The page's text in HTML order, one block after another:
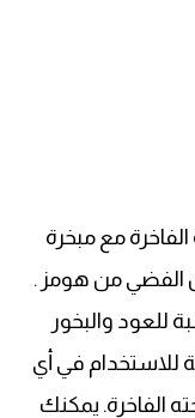
مع مبخرة
الفضي من هومز .
سم، مع علبة للعود والبخور
للاستخدام في أي
الفاخرة. يمكنك